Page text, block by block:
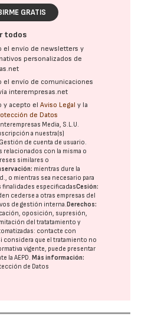
GRATIS
todos
el envío de newsletters y
personalizados de
el envío de comunicaciones
interempresas.net
y acepto elAviso Legal y la
de Datos
Media, S.L.U.
a nuestra(s)
de cuenta de usuario.
relacionados con la misma o
similares o
mientras dure la
o mientras sea necesario para
finalidades especificadasCesión:
cederse a otras empresas del
de gestión interna.Derechos:
oposición, supresión,
del tratatamiento y
contacte con
considera que el tratamiento no
vigente, puede presentar
laAEPD.Más información:
de Datos